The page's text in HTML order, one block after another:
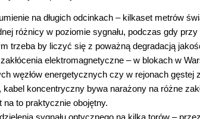
na długich odcinkach – kilkaset metrów
różnicy w poziomie sygnału, podczas gdy przy
trzeba by liczyć się z poważną degradacją
elektromagnetyczne – w blokach w
węzłów energetycznych czy w rejonach gęstej
kabel koncentryczny bywa narażony na różne
na to praktycznie obojętny.